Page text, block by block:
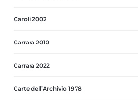
Caroli 2002
Carrara 2010
Carrara 2022
Carte dell’Archivio 1978